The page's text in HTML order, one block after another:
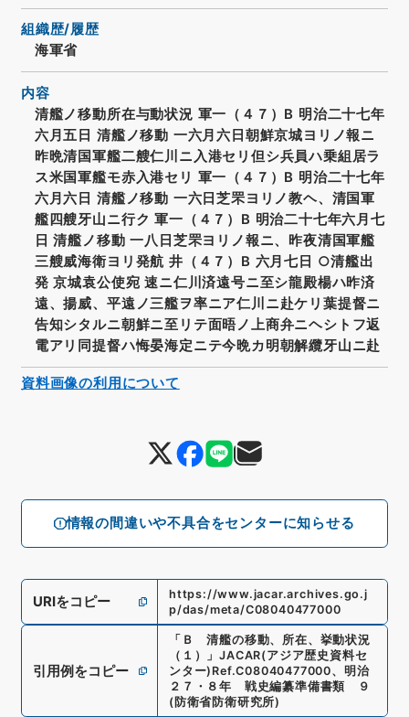
情報の間違いや不具合をセンターに知らせる
組織歴/履歴
海軍省
内容
清艦ノ移動所在与動状況 軍一（４７）B 明治二十七年
六月五日 清艦ノ移動 一六月六日朝鮮京城ヨリノ報ニ
昨晩清国軍艦二艘仁川ニ入港セリ但シ兵員ハ乗組居ラ
ス米国軍艦モ赤入港セリ 軍一（４７）B 明治二十七年
六月六日 清艦ノ移動 一六日芝罘ヨリノ教ヘ、清国軍
艦四艘牙山ニ行ク 軍一（４７）B 明治二十七年六月七
日 清艦ノ移動 一八日芝罘ヨリノ報ニ、昨夜清国軍艦
三艘威海衛ヨリ発航 井（４７）B 六月七日 ○清艦出
発 京城袁公使宛 速ニ仁川済遠号ニ至シ龍殿楊ハ昨済
遠、揚威、平遠ノ三艦ヲ率ニア仁川ニ赴ケリ葉提督ニ
告知シタルニ朝鮮ニ至リテ面晤ノ上商弁ニヘシトフ返
電アリ同提督ハ悔晏海定ニテ今晩カ明朝解纜牙山ニ赴
URIをコピー
https://www.jacar.archives.go.j
p/das/meta/C08040477000
引用例をコピー
「 Ｂ 清艦の移動、所在、挙動状況
（１）
」JACAR(アジア歴史資料セ
ンター) Ref.C08040477000、 明治
２７・８年 戦史編纂準備書類 ９
( 防衛省防衛研究所)
資料画像の利用について